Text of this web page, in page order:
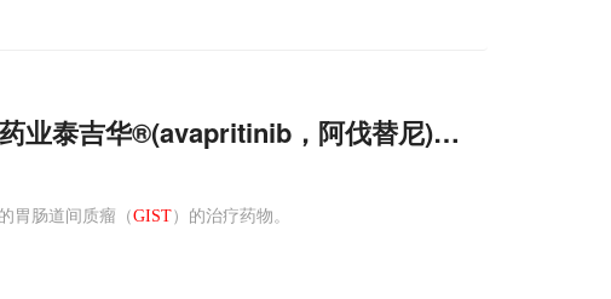
业泰吉华®(avapritinib，阿伐替尼)获国家药监局
胃肠道间质瘤（GIST）的治疗药物。